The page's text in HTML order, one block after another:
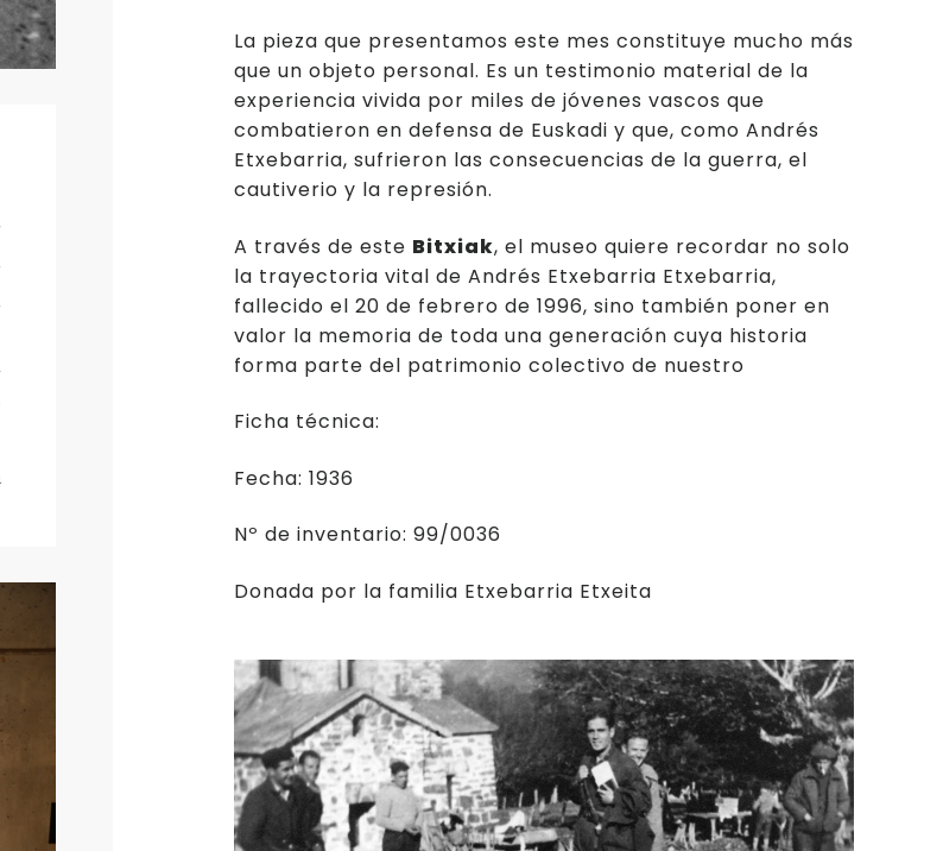
La pieza que presentamos este mes constituye mucho más
que un objeto personal. Es un testimonio material de la
experiencia vivida por miles de jóvenes vascos que
combatieron en defensa de Euskadi y que, como Andrés
Etxebarria, sufrieron las consecuencias de la guerra, el
cautiverio y la represión.
A través de este Bitxiak, el museo quiere recordar no solo
la trayectoria vital de Andrés Etxebarria Etxebarria,
fallecido el 20 de febrero de 1996, sino también poner en
valor la memoria de toda una generación cuya historia
forma parte del patrimonio colectivo de nuestro
Ficha técnica:
Fecha: 1936
Nº de inventario: 99/0036
Donada por la familia Etxebarria Etxeita